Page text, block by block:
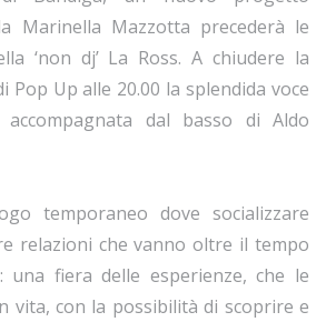
Marinella Mazzotta precederà le
‘non dj’ La Ross. A chiudere la
Pop Up alle 20.00 la splendida voce
accompagnata dal basso di Aldo
temporaneo dove socializzare
relazioni che vanno oltre il tempo
una fiera delle esperienze, che le
vita, con la possibilità di scoprire e